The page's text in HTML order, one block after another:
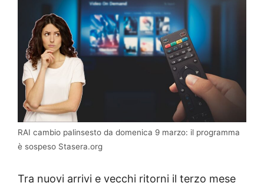
RAI cambio palinsesto da domenica 9 marzo: il programma
è sospeso Stasera.org
Tra nuovi arrivi e vecchi ritorni il terzo mese